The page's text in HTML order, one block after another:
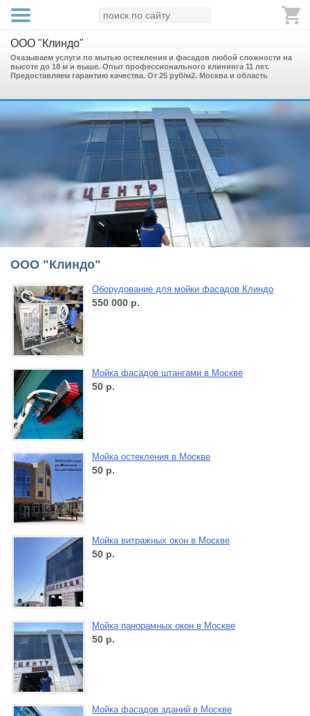
ООО "Клиндо"
Оказываем услуги по мытью остекления и фасадов любой сложности на
высоте до 18 м и выше. Опыт профессионального клининга 11 лет.
Предоставляем гарантию качества. От 25 руб/м2. Москва и область
ООО "Клиндо"
Оборудование для мойки фасадов Клиндо
550 000 р.
Мойка фасадов штангами в Москве
50 р.
Мойка остекления в Москве
50 р.
Мойка витражных окон в Москве
50 р.
Мойка панорамных окон в Москве
50 р.
Мойка фасадов зданий в Москве